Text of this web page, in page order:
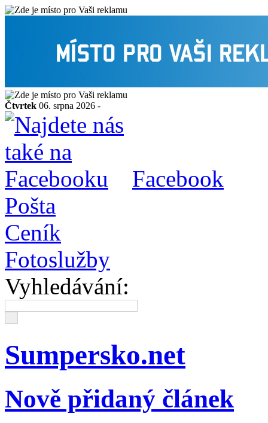
Čtvrtek 06. srpna 2026 -
Facebook
Pošta
Ceník
Fotoslužby
Vyhledávání:
Sumpersko.net
Nově přidaný článek